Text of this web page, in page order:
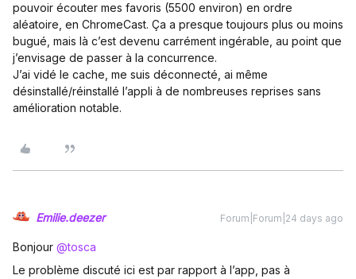
pouvoir écouter mes favoris (5500 environ) en ordre
aléatoire, en ChromeCast. Ça a presque toujours plus ou moins
bugué, mais là c’est devenu carrément ingérable, au point que
j’envisage de passer à la concurrence.
J’ai vidé le cache, me suis déconnecté, ai même
désinstallé/réinstallé l’appli à de nombreuses reprises sans
amélioration notable.
Emilie.deezer Forum|Forum|24 days ago
Bonjour ​ @tosca
Le problème discuté ici est par rapport à l’app, pas à